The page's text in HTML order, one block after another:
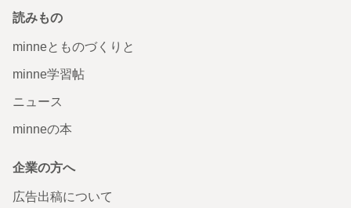
読みもの
minneとものづくりと
minne学習帖
ニュース
minneの本
企業の方へ
広告出稿について